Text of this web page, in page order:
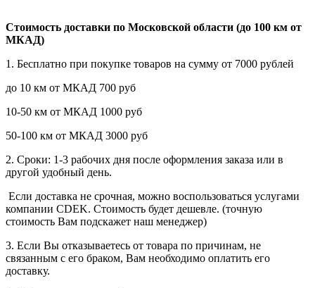
Стоимость доставки по Московской области (до 100 км от
МКАД)
1. Бесплатно при покупке товаров на сумму от 7000 рублей
до 10 км от МКАД 700 руб
10-50 км от МКАД 1000 руб
50-100 км от МКАД 3000 руб
2. Сроки: 1-3 рабочих дня после оформления заказа или в
другой удобный день.
Если доставка не срочная, можно воспользоваться услугами
компании СDEK. Стоимость будет дешевле. (точную
стоимость Вам подскажет наш менеджер)
3. Если Вы отказываетесь от товара по причинам, не
связанным с его браком, Вам необходимо оплатить его
доставку.